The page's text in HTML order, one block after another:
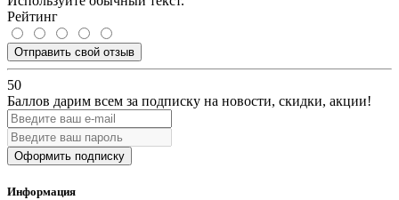
Рейтинг
Отправить свой отзыв
50
Баллов дарим всем за подписку на новости, скидки, акции!
Оформить подписку
Информация